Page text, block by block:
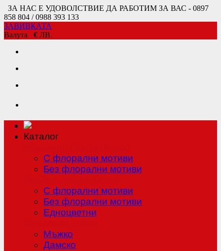
ЗА НАС Е УДОВОЛСТВИЕ ДА РАБОТИМ ЗА ВАС - 0897
858 804 / 0988 393 133
ЗАВИВКАТА
Валута € ЛВ.
Каталог
С флорални мотиви
Без флорални мотиви
С флорални мотиви
Без флорални мотиви
Едноцветни
Мъжко
Дамско